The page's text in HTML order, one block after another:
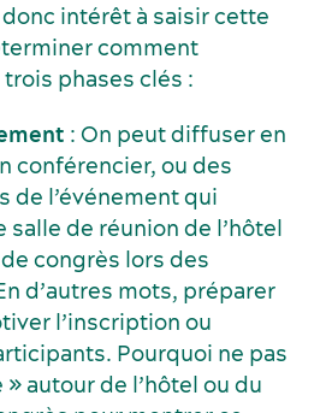
intérêt à saisir cette
comment
phases clés :
: On peut diffuser en
conférencier, ou des
de l’événement qui
salle de réunion de l’hôtel
congrès lors des
d’autres mots, préparer
l’inscription ou
Pourquoi ne pas
autour de l’hôtel ou du